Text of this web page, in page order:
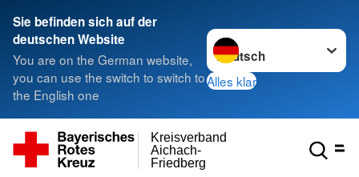
Sie befinden sich auf der
deutschen Website
You are on the German website,
you can use the switch to switch to
the English one
Sprache wechseln zu
Alles klar
Friedberg
Aichach-
Kreisverband